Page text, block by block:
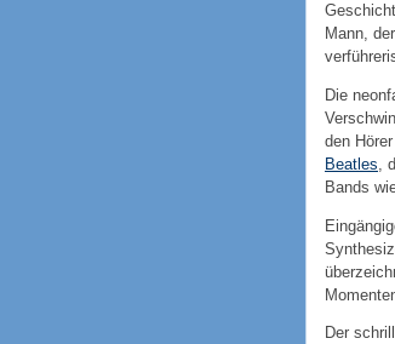
Mann,
Die
den
Beatles ,
Bands
Der